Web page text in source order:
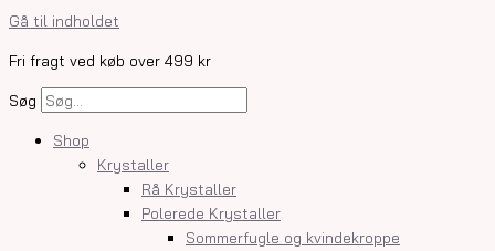
Gå til indholdet
Fri fragt ved køb over 499 kr
Søg
Shop
Krystaller
Rå Krystaller
Polerede Krystaller
Sommerfugle og kvindekroppe